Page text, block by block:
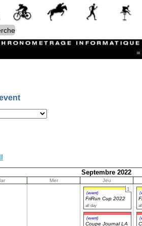
=
Septembre 2022
Mer
Jeu
1
(event)
FriRun Cup 2022
all day
(event)
Coupe Journal LA